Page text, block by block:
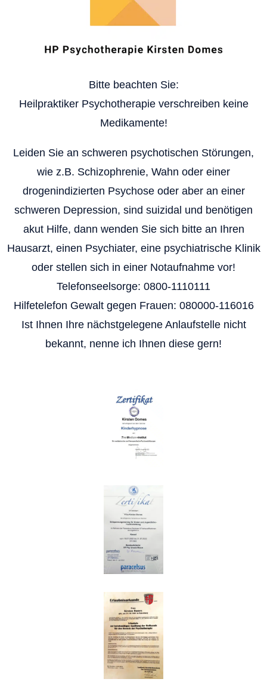
Bitte beachten Sie:
Heilpraktiker Psychotherapie verschreiben keine
Medikamente!
Leiden Sie an schweren psychotischen Störungen,
wie z.B. Schizophrenie, Wahn oder einer
drogenindizierten Psychose oder aber an einer
schweren Depression, sind suizidal und benötigen
akut Hilfe, dann wenden Sie sich bitte an Ihren
Hausarzt, einen Psychiater, eine psychiatrische Klinik
oder stellen sich in einer Notaufnahme vor!
Telefonseelsorge: 0800-1110111
Hilfetelefon Gewalt gegen Frauen: 080000-116016
Ist Ihnen Ihre nächstgelegene Anlaufstelle nicht
bekannt, nenne ich Ihnen diese gern!